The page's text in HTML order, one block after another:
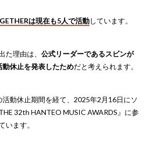
は現在も5人で活動しています。
た理由は、 公式リーダーであるスビンが
休止を発表したためだと考えられます。
活動休止期間を経て、2025年2月16日にソ
32th HANTEO MUSIC AWARDS』に参
います。